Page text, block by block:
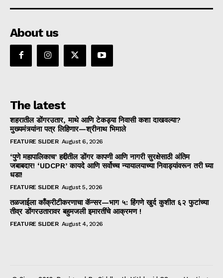
About us
The latest
शहरातील डोंगरउतार, माथे आणि टेकड्या निवासी कशा दाखवल्या?
मुख्यमंत्र्यांना पत्र लिहिणार—श्रीनाथ भिमाले
FEATURE SLIDER August 6, 2026
‘पुणे महापालिकाच’ हद्दीतील डोंगर कापणी आणि नागरी सुरक्षेसाठी अंतिम
जबाबदार! ‘UDCPR’ कायदे आणि सर्वोच्च न्यायालयाच्या निवाड्यांवरून तरी घ्या
धडा!
FEATURE SLIDER August 5, 2026
तळजाईला काँक्रीटीकरणाचा कॅन्सर—भाग ५: हिंगणे खुर्द कुशीत ६२ फुटांच्या
तीव्र डोंगरउतारावर बहुमजली इमारतींचे आक्रमण !
FEATURE SLIDER August 4, 2026